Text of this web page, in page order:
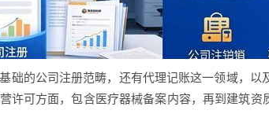
础的公司注册范畴，还有代理记账这一领域，以
许可方面，包含医疗器械备案内容，再到建筑